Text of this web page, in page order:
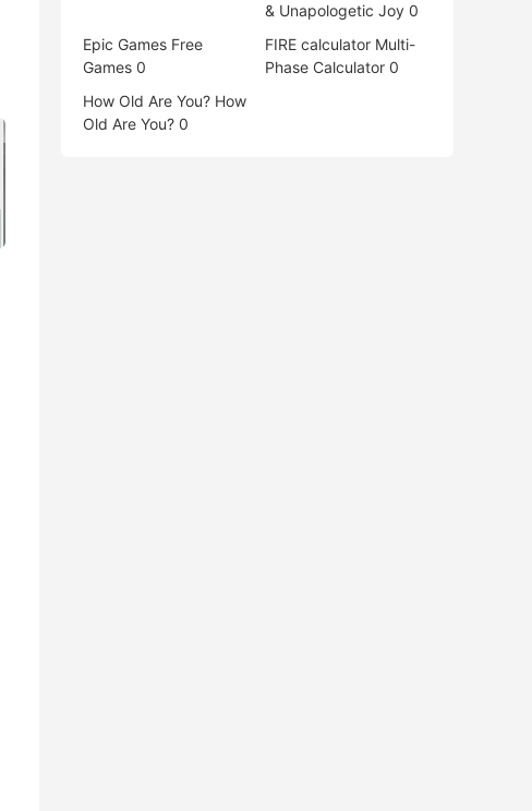
& Unapologetic Joy 0
Epic Games Free
Games 0
FIRE calculator Multi-
Phase Calculator 0
How Old Are You? How
Old Are You? 0